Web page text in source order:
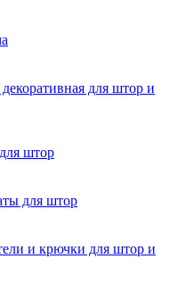
для штор и
штор
для штор
и крючки для штор и